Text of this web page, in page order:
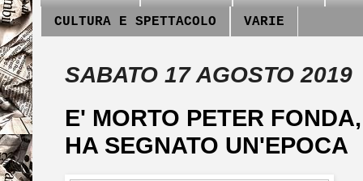
CULTURA E SPETTACOLO VARIE
SABATO 17 AGOSTO 2019
E' MORTO PETER
HA SEGNATO UN'EPOCA